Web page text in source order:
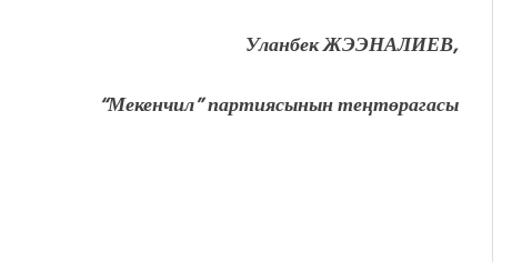
Уланбек ЖЭЭНАЛИЕВ,
“Мекенчил” партиясынын теңтөрагасы